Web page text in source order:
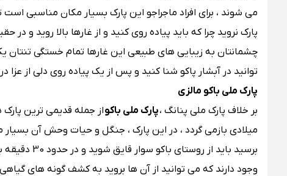
می شوند ، برای افراد ماجراجو این پارک بسیار مکان مناسبی
پارک نروید چرا که باید پیاده روی کنید و از غارها بالا روید
چشمانتان به زیبایی های طبیعی این غارها تمام خستگی
توانید در آبشار پاکو شنا کنید و پس از یک پیاده روی دلی از
پارک ملی باکو مالزی
بر خلاف پارک ملی پنانگ ،پارک ملی باکو
میلادی بازمی گردد ، در این پارک ، جنگل و حیات وحش آن
برسید
وجود دارند که می توانید از آن ها بروید به کشف گونه های گیاهی